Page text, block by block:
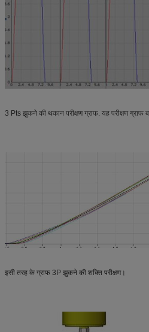
3 Pts झुकने की थकान परीक्षण ग्राफ. यह परीक्षण ग्राफ
इसी तरह के ग्राफ 3P झुकने की शक्ति परीक्षण।